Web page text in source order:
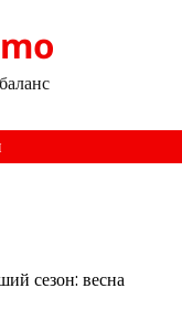
сезон: весна